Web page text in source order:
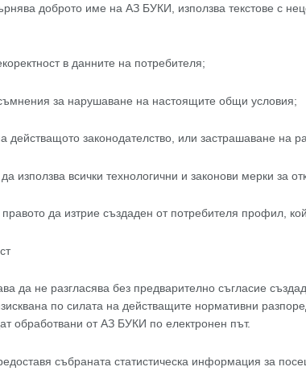
доброто име на АЗ БУКИ, използва текстове с
в данните на потребителя;
за нарушаване на настоящите общи условия;
законодателство, или застрашаване на
използва всички технологични и законови мерки за
да изтрие създаден от потребителя профил,
да не разгласява без предварително съгласие
по силата на действащите нормативни
обработвани от АЗ БУКИ по електронен път.
събраната статистическа информация за